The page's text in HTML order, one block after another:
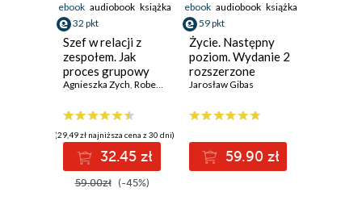
ebook audiobook książka
32 pkt
Szef w relacji z
zespołem. Jak
proces grupowy
wpływa na
Agnieszka Zych, Robert Zych
(29,49 zł najniższa cena z 30 dni)
32.45 zł
59.00zł (-45%)
ebook audiobook książka
59 pkt
Życie. Następny
poziom. Wydanie 2
rozszerzone
Jarosław Gibas
59.90 zł